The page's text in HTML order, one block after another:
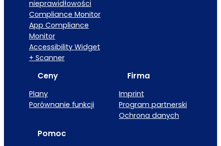
nieprawidłowości
Compliance Monitor
App Compliance
Monitor
Accessibility Widget
+ Scanner
Ceny
Plany
Porównanie funkcji
Firma
Imprint
Program partnerski
Ochrona danych
Pomoc